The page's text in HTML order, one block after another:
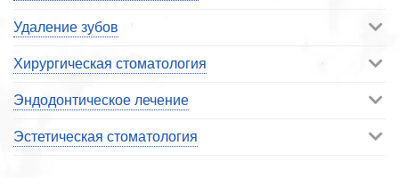
Удаление зубов
Хирургическая стоматология
Эндодонтическое лечение
Эстетическая стоматология